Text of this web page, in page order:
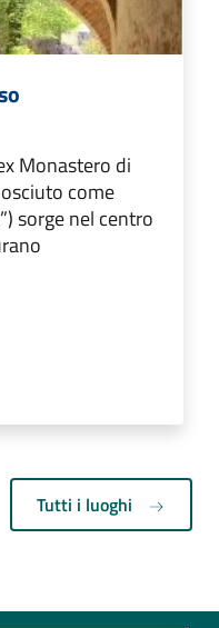
Monastero di
come
sorge nel centro
Tutti i luoghi